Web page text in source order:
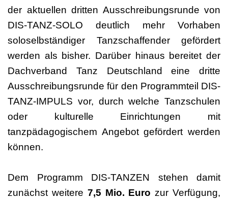
der aktuellen dritten Ausschreibungsrunde von
DIS-TANZ-SOLO deutlich mehr Vorhaben
soloselbständiger Tanzschaffender gefördert
werden als bisher. Darüber hinaus bereitet der
Dachverband Tanz Deutschland eine dritte
Ausschreibungsrunde für den Programmteil DIS-
TANZ-IMPULS vor, durch welche Tanzschulen
oder kulturelle Einrichtungen mit
tanzpädagogischem Angebot gefördert werden
können.
Dem Programm DIS-TANZEN stehen damit
zunächst weitere 7,5 Mio. Eurozur Verfügung,